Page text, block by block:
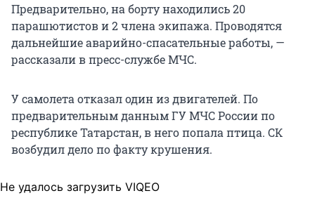
Предварительно, на борту находились 20
парашютистов и 2 члена экипажа. Проводятся
дальнейшие аварийно-спасательные работы, —
рассказали в пресс-службе МЧС.
У самолета отказал один из двигателей. По
предварительным данным ГУ МЧС России по
республике Татарстан, в него попала птица. СК
возбудил дело по факту крушения.
Не удалось загрузить VIQEO